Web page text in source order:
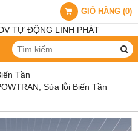
GIỎ HÀNG (0)
Tần
Sửa lỗi Biến Tần